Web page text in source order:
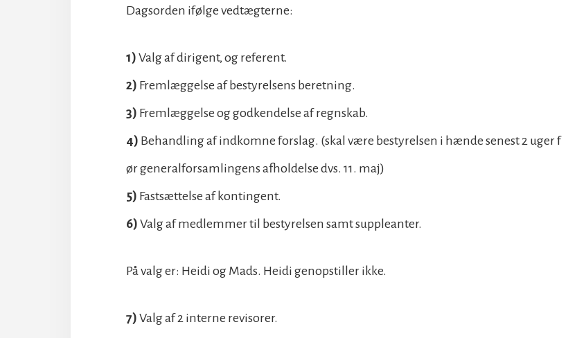
Dagsorden ifølge vedtægterne:
1) Valg af dirigent, og referent.
2) Fremlæggelse af bestyrelsens beretning.
3) Fremlæggelse og godkendelse af regnskab.
4) Behandling af indkomne forslag. (skal være bestyrelsen i hænde senest 2 uger f
ør generalforsamlingens afholdelse dvs. 11. maj)
5) Fastsættelse af kontingent.
6) Valg af medlemmer til bestyrelsen samt suppleanter.
På valg er: Heidi og Mads. Heidi genopstiller ikke.
7) Valg af 2 interne revisorer.